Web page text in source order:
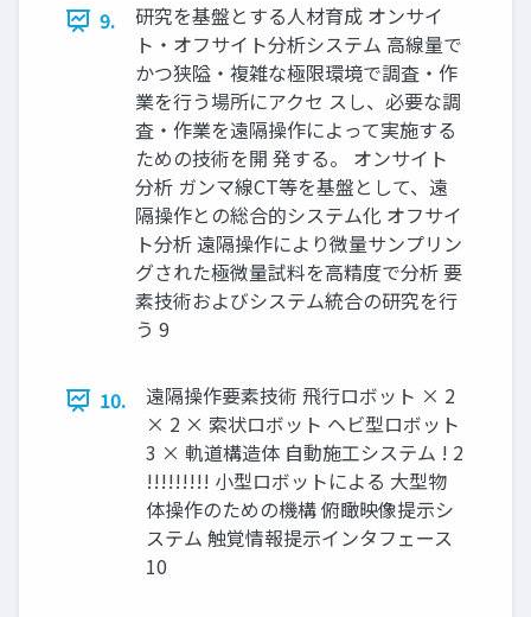
9.
研究を基盤とする人材育成 オンサイ
ト・オフサイト分析システム 高線量で
かつ狭隘・複雑な極限環境で調査・作
業を行う場所にアクセ スし、必要な調
査・作業を遠隔操作によって実施する
ための技術を開 発する。 オンサイト
分析 ガンマ線CT等を基盤として、遠
隔操作との総合的システム化 オフサイ
ト分析 遠隔操作により微量サンプリン
グされた極微量試料を高精度で分析 要
素技術およびシステム統合の研究を行
う 9
10.
遠隔操作要素技術 飛行ロボット × 2
× 2 × 索状ロボット ヘビ型ロボット
3 × 軌道構造体 自動施工システム ! 2
!!!!!!!!! 小型ロボットによる 大型物
体操作のための機構 俯瞰映像提示シ
ステム 触覚情報提示インタフェース
10